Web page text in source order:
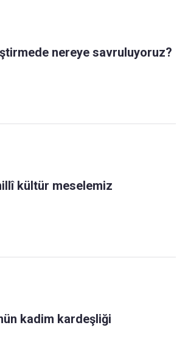
nereye savruluyoruz?
kültür meselemiz
kadim kardeşliği